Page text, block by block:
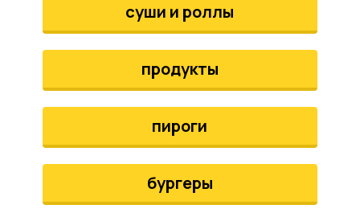
суши и роллы
продукты
пироги
бургеры